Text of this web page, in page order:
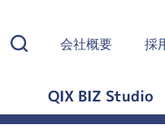
会社概要 採
QIX BIZ Studio